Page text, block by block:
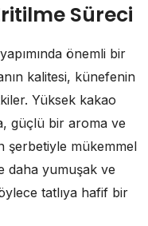
Süreci
önemli bir
kalitesi, künefenin
Yüksek kakao
güçlü bir aroma ve
şerbetiyle mükemmel
daha yumuşak ve
tatlıya hafif bir